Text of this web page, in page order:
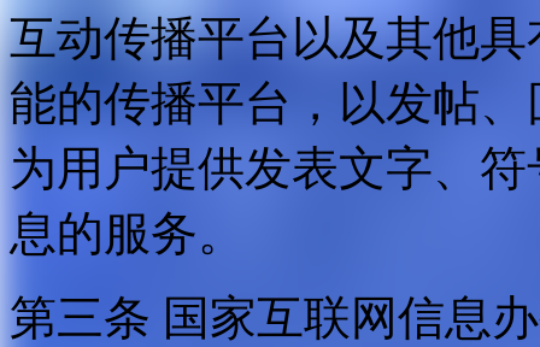
互动传播平台以及其他
能的传播平台，以发帖
为用户提供发表文字、
息的服务。
第三条 国家互联网信息